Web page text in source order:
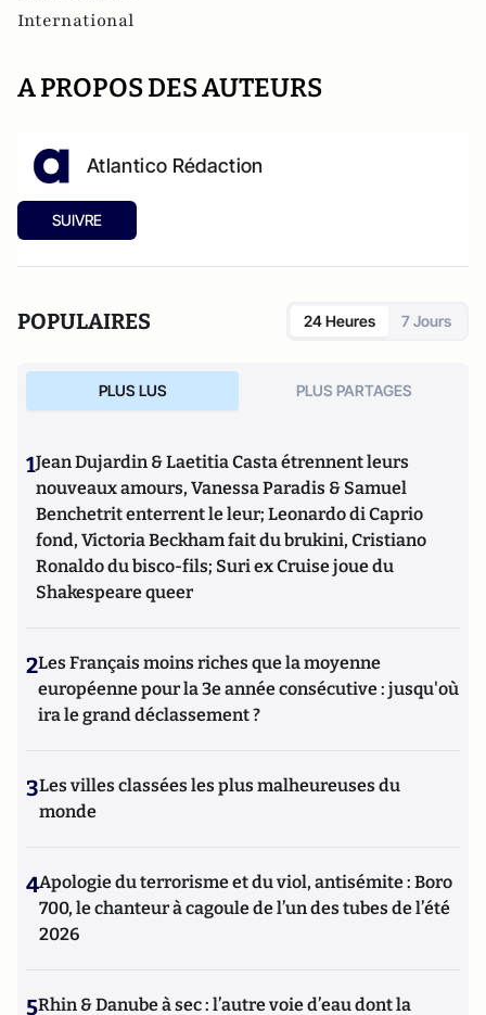
International
A PROPOS DES AUTEURS
Atlantico Rédaction
SUIVRE
POPULAIRES 24 Heures 7 Jours
PLUS LUS PLUS PARTAGES
1Jean Dujardin & Laetitia Casta étrennent leurs
nouveaux amours, Vanessa Paradis & Samuel
Benchetrit enterrent le leur; Leonardo di Caprio
fond, Victoria Beckham fait du brukini, Cristiano
Ronaldo du bisco-fils; Suri ex Cruise joue du
Shakespeare queer
2Les Français moins riches que la moyenne
européenne pour la 3e année consécutive : jusqu'où
ira le grand déclassement ?
3Les villes classées les plus malheureuses du
monde
4Apologie du terrorisme et du viol, antisémite : Boro
700, le chanteur à cagoule de l’un des tubes de l’été
2026
5Rhin & Danube à sec : l’autre voie d’eau dont la